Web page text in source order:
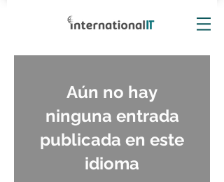
Aún no hay
ninguna entrada
publicada en este
idioma